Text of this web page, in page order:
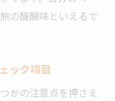
の醍醐味といえるで
ック項目
かの注意点を押さえ